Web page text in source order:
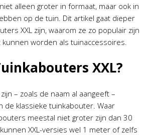
alleen groter in formaat, maar ook in
op de tuin. Dit artikel gaat dieper
XXL zijn, waarom ze zo populair zijn
worden als tuinaccessoires.
XXL?
– zoals de naam al aangeeft –
de klassieke tuinkabouter. Waar
meestal niet groter zijn dan 30
XXL-versies wel 1 meter of zelfs